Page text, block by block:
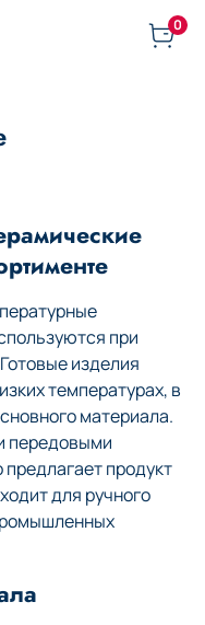
0
при
изделия
температурах, в
материала.
передовыми
предлагает продукт
для ручного